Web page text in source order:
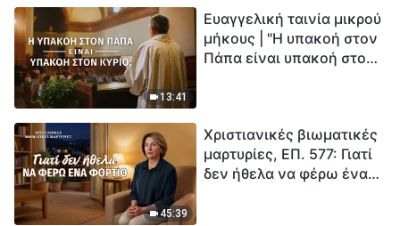
εξαφάνισης». Οι
καταστροφές χτυπούν.
Ξεκινά η αντίστροφη
13:41
Ευαγγελική ταινία μικρού
μήκους | "Η υπακοή στον
Πάπα είναι υπακοή στον
45:39
Χριστιανικές βιωματικές
μαρτυρίες, ΕΠ. 577: Γιατί
δεν ήθελα να φέρω ένα